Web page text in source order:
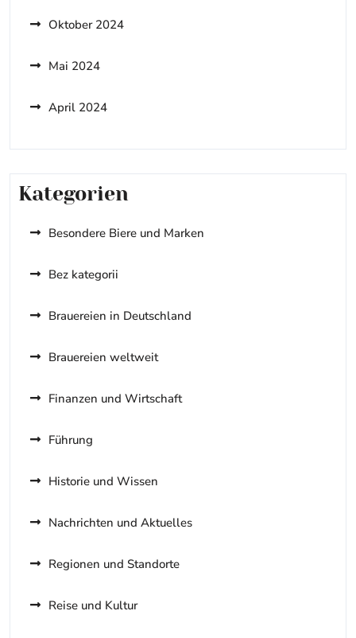
Oktober 2024
Mai 2024
April 2024
Kategorien
Besondere Biere und Marken
Bez kategorii
Brauereien in Deutschland
Brauereien weltweit
Finanzen und Wirtschaft
Führung
Historie und Wissen
Nachrichten und Aktuelles
Regionen und Standorte
Reise und Kultur